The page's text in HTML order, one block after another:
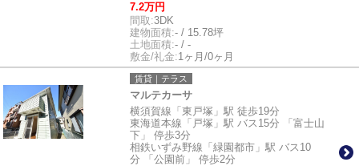
7.2万円
間取:3DK
建物面積:- / 15.78坪
土地面積:- / -
敷金/礼金:1ヶ月/0ヶ月
賃貸｜テラス
マルテカーサ
横須賀線「東戸塚」駅 徒歩19分
東海道本線「戸塚」駅 バス15分 「富士山
下」 停歩3分
相鉄いずみ野線「緑園都市」駅 バス10
分 「公園前」 停歩2分